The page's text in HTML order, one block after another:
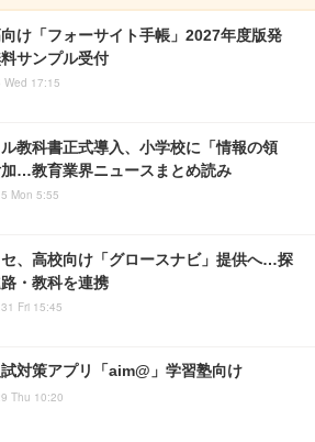
け「フォーサイト手帳」2027年度版発
サンプル受付
Wed 17:15
教科書正式導入、小学校に「情報の領
…教育業界ニュースまとめ読み
Mon 5:55
、高校向け「グロースナビ」提供へ…探
・教科を連携
Fri 15:45
対策アプリ「aim@」学習塾向け
Thu 10:20